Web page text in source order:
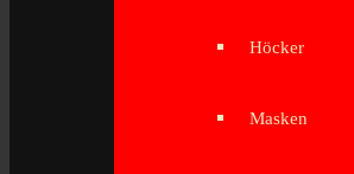
Höcker
Masken